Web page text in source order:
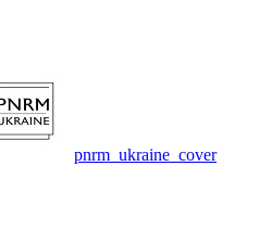
pnrm_ukraine_cover